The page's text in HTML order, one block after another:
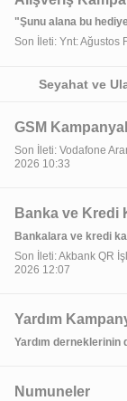
"Şunu alana bu
Son İleti: Ynt: Ağustos
Seyahat ve
GSM
Son İleti: Vodafone
2026 10:33
Banka ve Kredi
Bankalara ve kredi
Son İleti: Akbank QR
2026 12:07
Yardım
Yardım derneklerinin
Numuneler